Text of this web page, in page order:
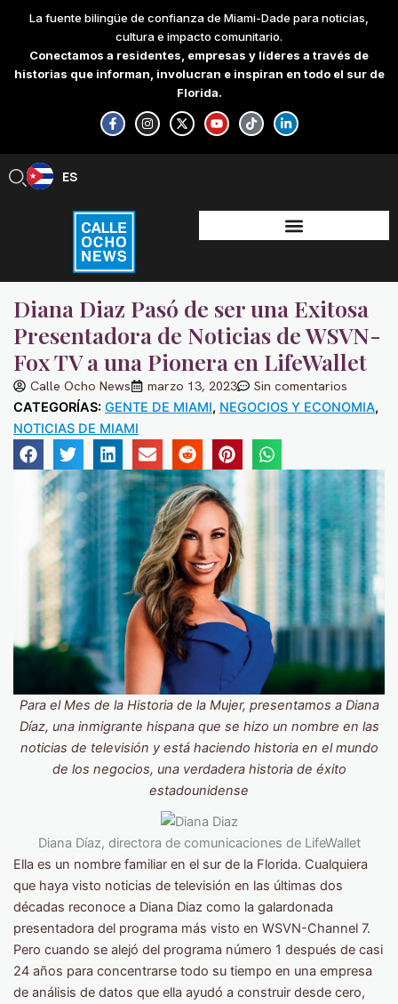
content
La fuente bilingüe de confianza de Miami-Dade para noticias,
cultura e impacto comunitario.
Conectamos a residentes, empresas y líderes a través de
historias que informan, involucran e inspiran en todo el sur de
Florida.
F
a
c
e
-
f
I
n
s
t
X
-
t
w
Y
o
u
t
T
i
k
t
L
i
n
k
-
i
n
ES
EN
Diana Diaz Pasó de ser una Exitosa
Presentadora de Noticias de WSVN-
Fox TV a una Pionera en LifeWallet
Calle Ocho News marzo 13, 2023 Sin comentarios
CATEGORÍAS: GENTE DE MIAMI, NEGOCIOS Y ECONOMIA,
NOTICIAS DE MIAMI
Para el Mes de la Historia de la Mujer, presentamos a Diana
Díaz, una inmigrante hispana que se hizo un nombre en las
noticias de televisión y está haciendo historia en el mundo
de los negocios, una verdadera historia de éxito
estadounidense
Diana Díaz, directora de comunicaciones de LifeWallet
Ella es un nombre familiar en el sur de la Florida. Cualquiera
que haya visto noticias de televisión en las últimas dos
décadas reconoce a Diana Diaz como la galardonada
presentadora del programa más visto en WSVN-Channel 7.
Pero cuando se alejó del programa número 1 después de casi
24 años para concentrarse todo su tiempo en una empresa
de análisis de datos que ella ayudó a construir desde cero,